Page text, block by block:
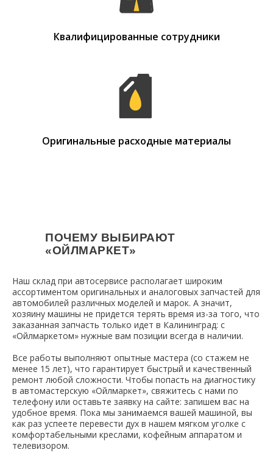
Квалифицированные сотрудники
Оригинальные расходные материалы
ПОЧЕМУ ВЫБИРАЮТ
«ОЙЛМАРКЕТ»
Наш склад при автосервисе располагает широким
ассортиментом оригинальных и аналоговых запчастей для
автомобилей различных моделей и марок. А значит,
хозяину машины не придется терять время из-за того, что
заказанная запчасть только идет в Калининград: с
«Ойлмаркетом» нужные вам позиции всегда в наличии.
Все работы выполняют опытные мастера (со стажем не
менее 15 лет), что гарантирует быстрый и качественный
ремонт любой сложности. Чтобы попасть на диагностику
в автомастерскую «Ойлмаркет», свяжитесь с нами по
телефону или оставьте заявку на сайте: запишем вас на
удобное время. Пока мы занимаемся вашей машиной, вы
как раз успеете перевести дух в нашем мягком уголке с
комфортабельными креслами, кофейным аппаратом и
телевизором.